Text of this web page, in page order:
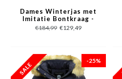
Dames Winterjas met
Imitatie Bontkraag -
Slim Fit - Beige
€184,99 €129,49
-25%